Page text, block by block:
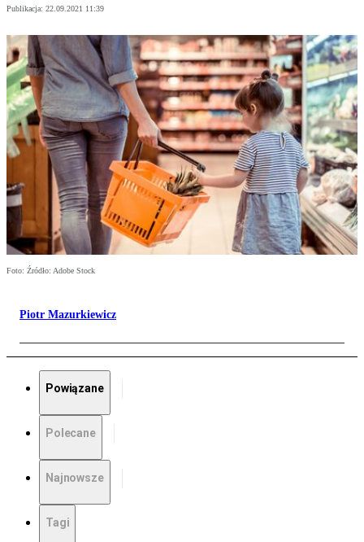
Publikacja: 22.09.2021 11:39
Foto: Źródło: Adobe Stock
Piotr Mazurkiewicz
Powiązane
Polecane
Najnowsze
Tagi